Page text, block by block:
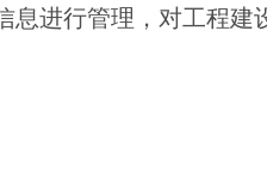
息进行管理，对工程